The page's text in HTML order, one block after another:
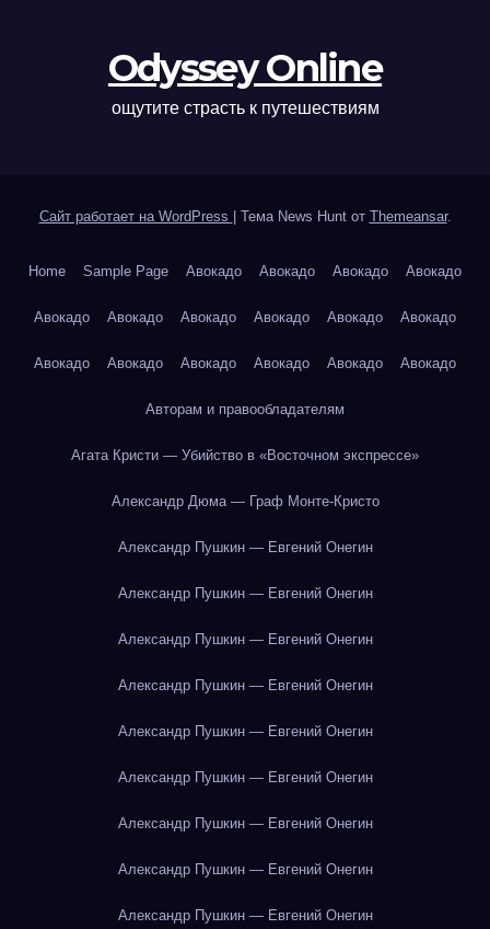
Odyssey Online
ощутите страсть к путешествиям
Сайт работает на WordPress Тема News Hunt от Themeansar.
Home Sample Page Авокадо Авокадо Авокадо Авокадо
Авокадо Авокадо Авокадо Авокадо Авокадо Авокадо
Авокадо Авокадо Авокадо Авокадо Авокадо Авокадо
Авторам и правообладателям
Агата Кристи — Убийство в «Восточном экспрессе»
Александр Дюма — Граф Монте-Кристо
Александр Пушкин — Евгений Онегин
Александр Пушкин — Евгений Онегин
Александр Пушкин — Евгений Онегин
Александр Пушкин — Евгений Онегин
Александр Пушкин — Евгений Онегин
Александр Пушкин — Евгений Онегин
Александр Пушкин — Евгений Онегин
Александр Пушкин — Евгений Онегин
Александр Пушкин — Евгений Онегин